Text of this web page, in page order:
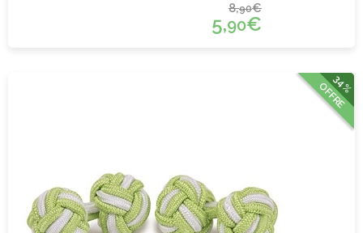
8,90€
5,90€
34%
OFFRE